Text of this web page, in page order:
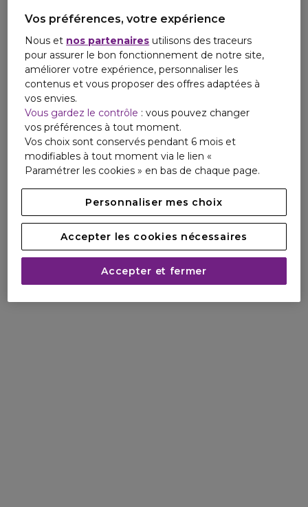
trouvent que le produit à une couvrance modulable 82%
trouvent leur peau instantanément plus belle après
application 81% retrouvent une meilleure qualité de peau
après 14 jours d’utilisation 76% affirment que le teint parait
frais et reposé toute la journée *Test réalisé sur 139
femmes.
Vos préférences, votre expérience
Nous et nos partenaires utilisons des traceurs
pour assurer le bon fonctionnement de notre site,
améliorer votre expérience, personnaliser les
contenus et vous proposer des offres adaptées à
vos envies.
Vous gardez le contrôle : vous pouvez changer
vos préférences à tout moment.
Vos choix sont conservés pendant 6 mois et
modifiables à tout moment via le lien «
Paramétrer les cookies » en bas de chaque page.
Personnaliser mes choix
Accepter les cookies nécessaires
Accepter et fermer